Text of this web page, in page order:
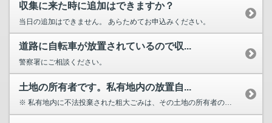
収集に来た時に追加はできますか？
当日の追加はできません。 あらためてお申込みください。
道路に自転車が放置されているので収...
警察署にご相談ください。
土地の所有者です。私有地内の放置自...
※ 私有地内に不法投棄された粗大ごみは、その土地の所有者の管理責任において...